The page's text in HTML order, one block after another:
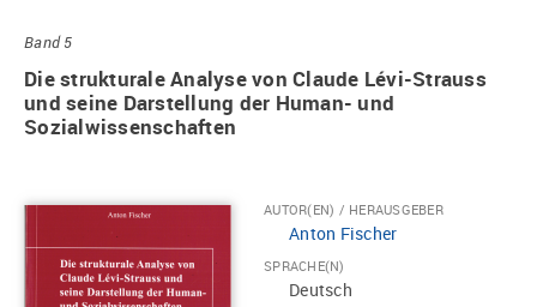
Band 5
Die strukturale Analyse von Claude Lévi-Strauss
und seine Darstellung der Human- und
Sozialwissenschaften
AUTOR(EN) / HERAUSGEBER
Anton Fischer
SPRACHE(N)
Deutsch